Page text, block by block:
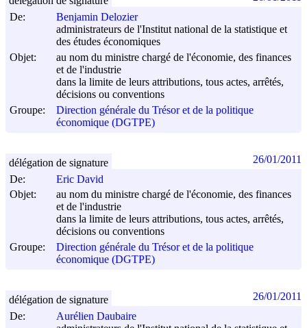
De:
Benjamin Delozier
administrateurs de l'Institut national de la statistique et
des études économiques
Objet:
au nom du ministre chargé de l'économie, des finances
et de l'industrie
dans la limite de leurs attributions, tous actes, arrêtés,
décisions ou conventions
Groupe:
Direction générale du Trésor et de la politique
économique (DGTPE)
De:
Eric David
Objet:
au nom du ministre chargé de l'économie, des finances
et de l'industrie
dans la limite de leurs attributions, tous actes, arrêtés,
décisions ou conventions
Groupe:
Direction générale du Trésor et de la politique
économique (DGTPE)
délégation de signature 26/01/2011
De:
Aurélien Daubaire
délégation de signature 26/01/2011